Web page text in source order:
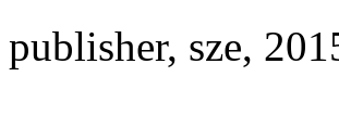
publisher, sze,